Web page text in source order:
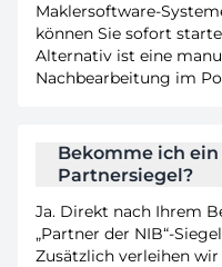
Maklersoftware-
können Sie sofort
Alternativ ist eine
Nachbearbeitung im
Bekomme ich
Partnersiegel?
Ja. Direkt nach Ihrem
„Partner der NIB“-
Zusätzlich verleihen wir